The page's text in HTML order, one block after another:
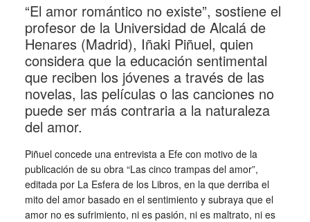
“El amor romántico no existe”, sostiene el
profesor de la Universidad de Alcalá de
Henares (Madrid), Iñaki Piñuel, quien
considera que la educación sentimental
que reciben los jóvenes a través de las
novelas, las películas o las canciones no
puede ser más contraria a la naturaleza
del amor.
Piñuel concede una entrevista a Efe con motivo de la
publicación de su obra “Las cinco trampas del amor”,
editada por La Esfera de los Libros, en la que derriba el
mito del amor basado en el sentimiento y subraya que el
amor no es sufrimiento, ni es pasión, ni es maltrato, ni es